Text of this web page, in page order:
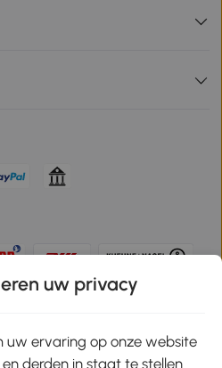
uw privacy
uw ervaring op onze website
derden in staat te stellen